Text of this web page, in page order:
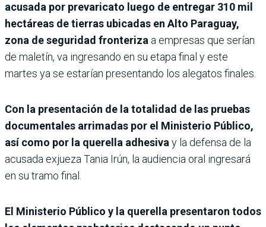
acusada por prevaricato luego de entregar 310 mil
hectáreas de tierras ubicadas en Alto Paraguay,
zona de seguridad fronteriza a empresas que serían
de maletín, va ingresando en su etapa final y este
martes ya se estarían presentando los alegatos finales.
Con la presentación de la totalidad de las pruebas
documentales arrimadas por el Ministerio Público,
así como por la querella adhesivay la defensa de la
acusada exjueza Tania Irún, la audiencia oral ingresará
en su tramo final.
El Ministerio Público y la querella presentaron todos